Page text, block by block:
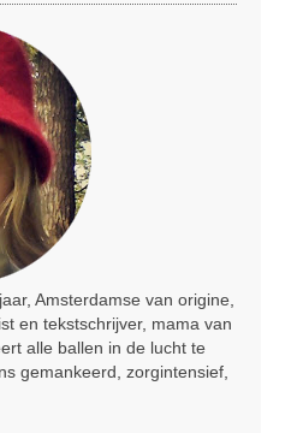
Amsterdamse van origine,
en tekstschrijver, mama van
alle ballen in de lucht te
gemankeerd, zorgintensief,